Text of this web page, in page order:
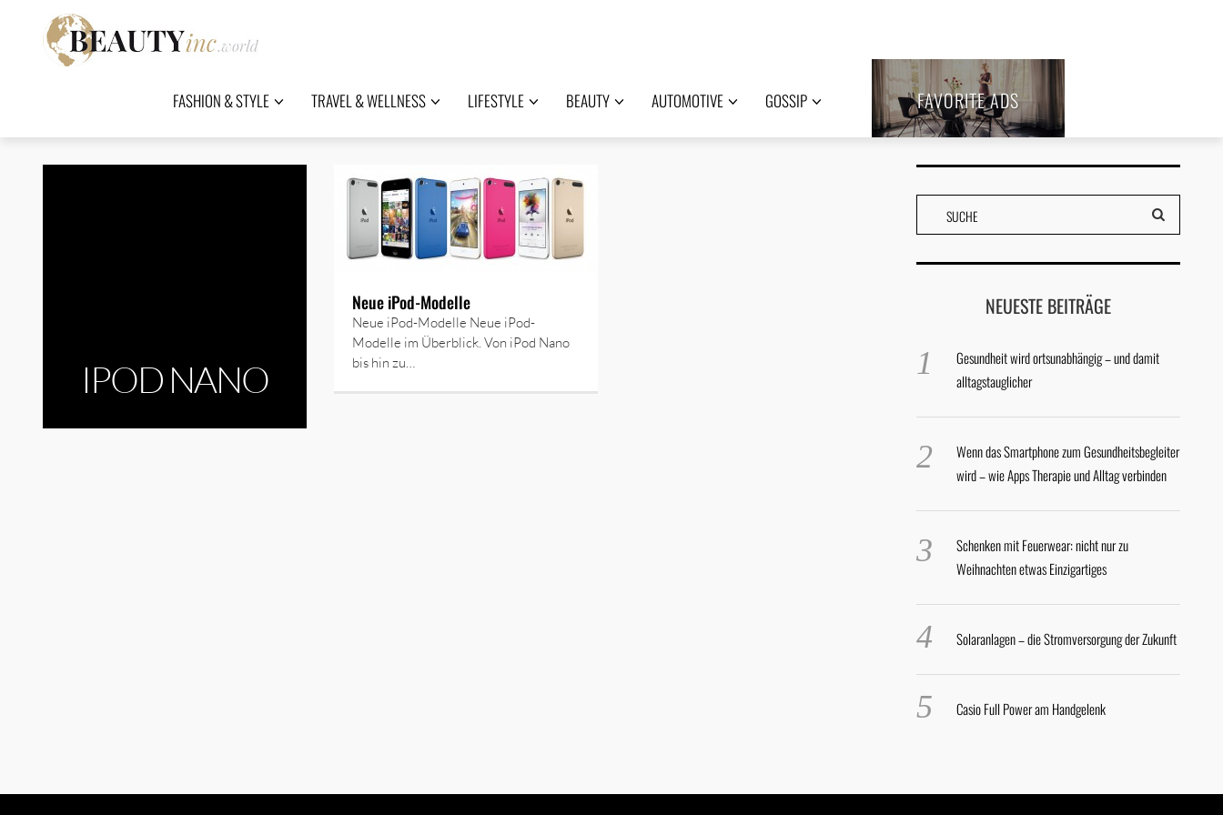
FASHION & STYLE TRAVEL & WELLNESS LIFESTYLE BEAUTY AUTOMOTIVE GOSSIP FAVORITE ADS
IPOD NANO
Neue iPod-Modelle
Neue iPod-Modelle Neue iPod-
Modelle im Überblick. Von iPod Nano
bis hin zu…
NEUESTE BEITRÄGE
Gesundheit wird ortsunabhängig – und damit
alltagstauglicher
Wenn das Smartphone zum Gesundheitsbegleiter
wird – wie Apps Therapie und Alltag verbinden
Schenken mit Feuerwear: nicht nur zu
Weihnachten etwas Einzigartiges
Solaranlagen – die Stromversorgung der Zukunft
Casio Full Power am Handgelenk